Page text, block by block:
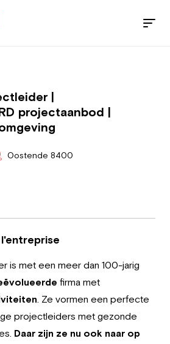
|
projectaanbod |
Oostende 8400
is met een meer dan 100-jarig
firma met
. Ze vormen een perfecte
projectleiders met gezonde
Daar zijn ze nu ook naar op